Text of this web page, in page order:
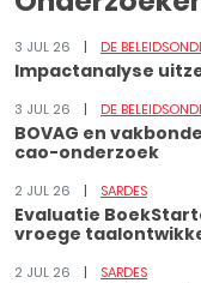
3 JUL 26 DE
Impactanalyse
3 JUL 26 DE
BOVAG en
cao-onderzoek
2 JUL 26 SARDES
Evaluatie
vroege
2 JUL 26 SARDES